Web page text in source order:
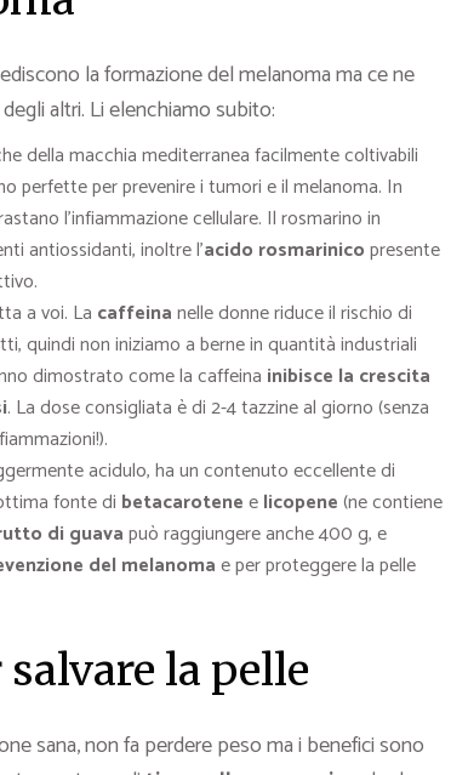
la formazione del melanoma ma ce ne
altri. Li elenchiamo subito:
della macchia mediterranea facilmente coltivabili
perfette per prevenire i tumori e il melanoma. In
l’infiammazione cellulare. Il rosmarino in
antiossidanti, inoltre l’acido rosmarinicopresente
a voi. La caffeinanelle donne riduce il rischio di
quindi non iniziamo a berne in quantità industriali
dimostrato come la caffeina inibisce la crescita
. La dose consigliata è di 2-4 tazzine al giorno (senza
acidulo, ha un contenuto eccellente di
fonte di betacaroteneelicopene(ne contiene
di guavapuò raggiungere anche 400 g, e
del melanomae per proteggere la pelle
la pelle
sana, non fa perdere peso ma i benefici sono